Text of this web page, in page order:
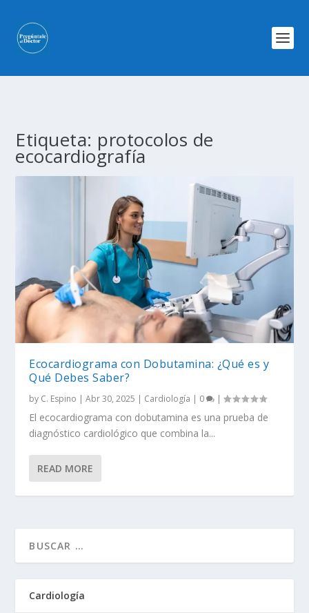
Etiqueta: protocolos de
ecocardiografía
Ecocardiograma con Dobutamina: ¿Qué es y
Qué Debes Saber?
by C. Espino |Abr 30, 2025 | Cardiología | 0 |
El ecocardiograma con dobutamina es una prueba de
diagnóstico cardiológico que combina la...
READ MORE
Cardiología